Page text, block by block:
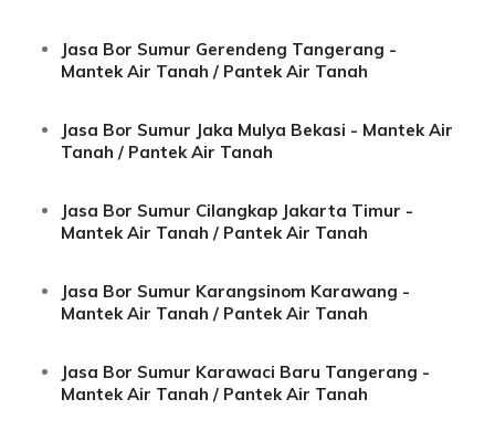
Jasa Bor Sumur Gerendeng Tangerang -
Mantek Air Tanah / Pantek Air Tanah
Jasa Bor Sumur Jaka Mulya Bekasi - Mantek Air
Tanah / Pantek Air Tanah
Jasa Bor Sumur Cilangkap Jakarta Timur -
Mantek Air Tanah / Pantek Air Tanah
Jasa Bor Sumur Karangsinom Karawang -
Mantek Air Tanah / Pantek Air Tanah
Jasa Bor Sumur Karawaci Baru Tangerang -
Mantek Air Tanah / Pantek Air Tanah